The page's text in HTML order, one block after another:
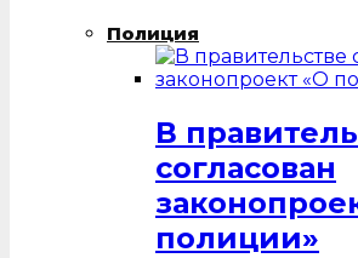
Полиция
В
согласован
полиции»